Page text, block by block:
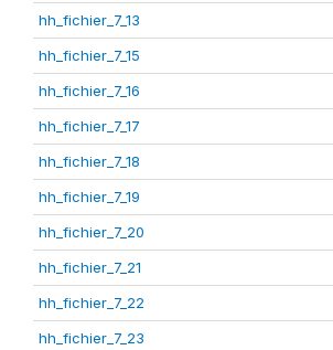
hh_fichier_7_13
hh_fichier_7_15
hh_fichier_7_16
hh_fichier_7_17
hh_fichier_7_18
hh_fichier_7_19
hh_fichier_7_20
hh_fichier_7_21
hh_fichier_7_22
hh_fichier_7_23